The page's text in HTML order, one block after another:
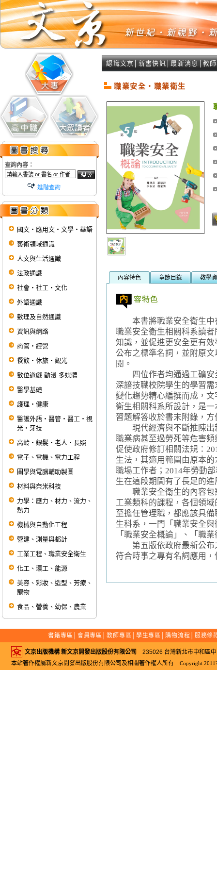
查詢內容：
進階查詢
國文‧應用文‧文學‧華語
藝術領域通識
人文與生活通識
法政通識
社會‧社工‧文化
外語通識
數理及自然通識
資訊與網路
商管‧經營
餐飲‧休旅‧觀光
數位遊戲 動漫 多媒體
醫學基礎
護理‧健康
醫護外語‧醫管‧醫工‧視
光‧牙技
高齡‧銀髮‧老人‧長照
電子、電機、電力工程
圖學與電腦輔助製圖
材料與奈米科技
力學：應力、材力、流力、
熱力
機械與自動化工程
營建、測量與都計
工業工程、職業安全衛生
化工、環工、能源
美容、彩妝、造型、芳療、
寵物
食品、營養、幼保、農業
認識文京 新書快訊 │最新消息 教
職業安全‧職業衛生
內容特色 章節目錄 教學
本書將職業安全衛生中
職業安全衛生相關科系讀
知識，並促進更安全更有
公布之標準名詞，並附原
閱。
四位作者均通過工礦安
深諳技職校院學生的學習
變化趨勢精心編撰而成，
衛生相關科系所設計，是
習題解答收於書末附錄，
現代經濟與不斷推陳出
職業病甚至過勞死等危害
促使政府修訂相關法規：
生法，其適用範圍由原本
職場工作者；2014年勞動
生在這段期間有了長足的
職業安全衛生的內容包
工業類科的課程，各個領
至擔任管理職，都應該具
生科系，一門「職業安全
「職業安全概論」、「職
第五版依政府最新公布
符合時事之專有名詞應用
書籍專區 會員專區 │教師專區 學生專區 購物流程 服務條
文京出版機構 新文京開發出版股份有限公司
235026 台灣新北市中和區
本站著作權屬新文京開發出版股份有限公司及相關著作權人所有
Copyright